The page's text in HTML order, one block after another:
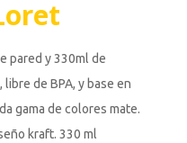
pared y 330ml de
de BPA, y base en
gama de colores mate.
kraft. 330 ml